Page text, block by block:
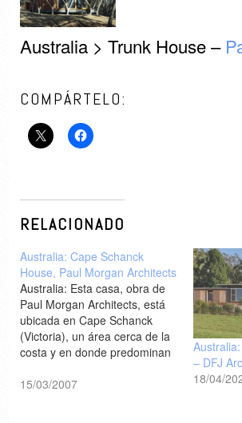
Australia > Trunk House –
COMPÁRTELO:
RELACIONADO
Australia: Cape Schanck
House, Paul Morgan Architects
Australia: Esta casa, obra de
Paul Morgan Architects, está
ubicada en Cape Schanck
(Victoria), un área cerca de la
costa y en donde predominan
de esas fuerzas dinámicas,
15/03/2007
– DFJ
18/04/